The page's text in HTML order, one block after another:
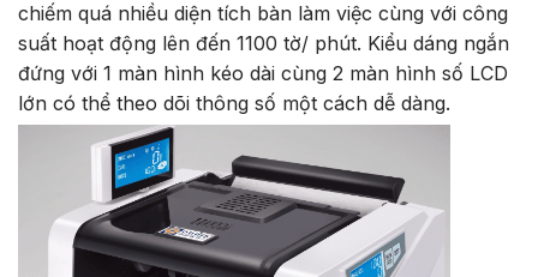
chiếm quá nhiều diện tích bàn làm việc cùng với công
suất hoạt động lên đến 1100 tờ/ phút. Kiểu dáng ngắn
đứng với 1 màn hình kéo dài cùng 2 màn hình số LCD
lớn có thể theo dõi thông số một cách dễ dàng.